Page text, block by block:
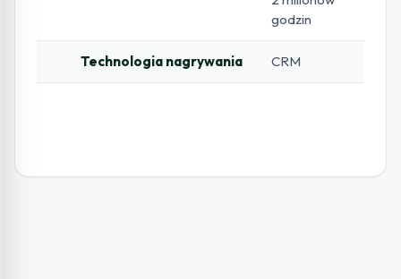
godzin
Technologia nagrywania CRM